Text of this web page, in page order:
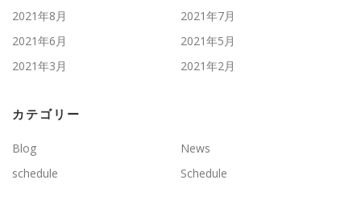
2021年8月
2021年7月
2021年6月
2021年5月
2021年3月
2021年2月
カテゴリー
Blog
News
schedule
Schedule